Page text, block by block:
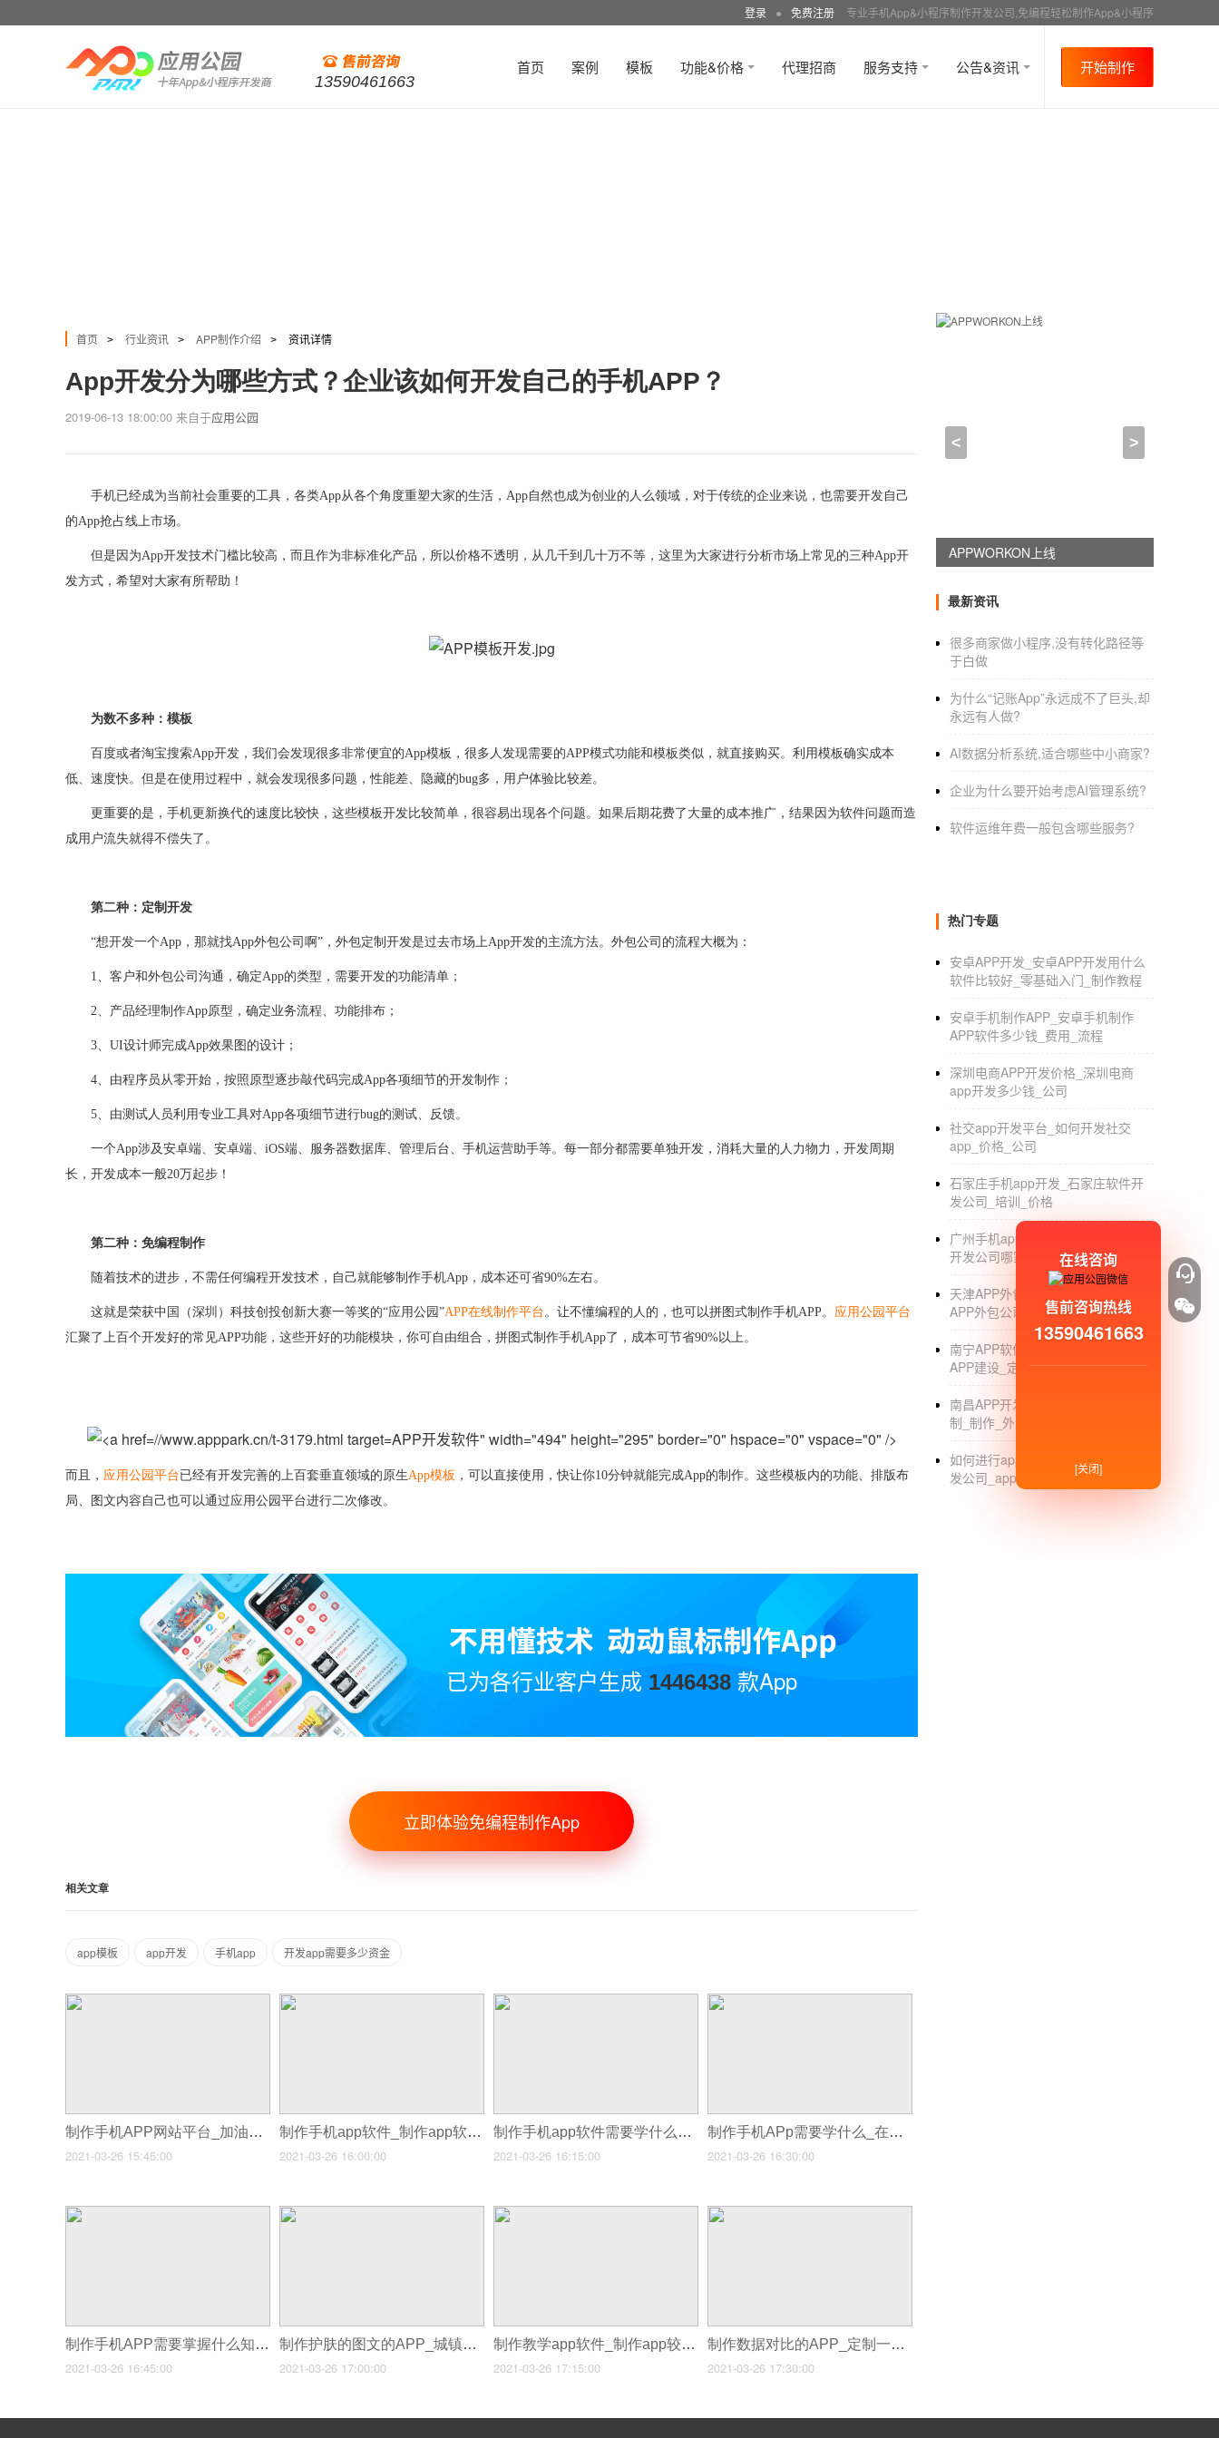
登录 ● 免费注册 专业手机App&小程序制作开发公司,免编程轻松制作App&小程序
13590461663
首页 案例 模板 功能&价格 代理招商 服务支持 公告&资讯 开始制作
首页 > 行业资讯 > APP制作介绍 > 资讯详情
App开发分为哪些方式？企业该如何开发自己的手机APP？
2019-06-13 18:00:00 来自于应用公园
手机已经成为当前社会重要的工具，各类App从各个角度重塑大家的生活，App自然也成为创业的人么领域，对于传统的企业来说，也需要开发自己
的App抢占线上市场。
但是因为App开发技术门槛比较高，而且作为非标准化产品，所以价格不透明，从几千到几十万不等，这里为大家进行分析市场上常见的三种App开
发方式，希望对大家有所帮助！
为数不多种： 模板
百度或者淘宝搜索App开发，我们会发现很多非常便宜的App模板，很多人发现需要的APP模式功能和模板类似，就直接购买。利用模板确实成本
低、速度快。但是在使用过程中，就会发现很多问题，性能差、隐藏的bug多，用户体验比较差。
更重要的是，手机更新换代的速度比较快，这些模板开发比较简单，很容易出现各个问题。如果后期花费了大量的成本推广，结果因为软件问题而造
成用户流失就得不偿失了。
第二种：定制开发
“想开发一个App，那就找App外包公司啊 ”，外包定制开发是过去市场上App开发的主流方法。外包公司的流程大概为：
1、 客户和外包公司沟通，确定App的类型，需要开发的功能清单；
2、 产品经理制作App原型，确定业务流程、功能排布；
3、 UI设计师完成App效果图的设计；
4、 由程序员从零开始，按照原型逐步敲代码完成App各项细节的开发制作；
5、 由测试人员利用专业工具对App各项细节进行bug的测试、反馈。
一个App涉及安卓端、 安卓端、 iOS端、服务器数据库、管理后台、手机运营助手等。每一部分都需要单独开发，消耗大量的人力物力，开发周期
长，开发成本一般20万起步！
第二种：免编程制作
随着技术的进步，不需任何编程开发技术，自己就能够制作手机App，成本还可省90%左右。
这就是荣获中国（深圳）科技创投创新大赛一等奖的“应用公园”APP在线制作平台。让不懂编程的人的，也可以拼图式制作手机APP。 应用公园平台
汇聚了上百个开发好的常见APP功能，这些开好的功能模块，你可自由组合，拼图式制作手机App了，成本可节省90%以上。
APP开发软件" width="494" height="295" border="0" hspace="0" vspace="0" />
而且， 应用公园平台已经有开发完善的上百套垂直领域的原生App模板 ，可以直接使用，快让你10分钟就能完成App的制作。这些模板内的功能、排版布
局、图文内容自己也可以通过应用公园平台进行二次修改。
已为各行业客户生成 1446438 款App
立即体验免编程制作App
相关文章
app模板 app开发 手机app 开发app需要多少资金
制作手机APP网站平台_加油app开发
2021-03-26 15:45:00
制作手机app软件_制作app软件
2021-03-26 16:00:00
制作手机app软件需要学什么_在线制作app
2021-03-26 16:15:00
制作手机APp需要学什么_在线制作app
2021-03-26 16:30:00
制作手机APP需要掌握什么知识_58同城app开发要多少钱
2021-03-26 16:45:00
制作护肤的图文的APP_城镇APP制作服务商
2021-03-26 17:00:00
制作教学app软件_制作app较好的软件
2021-03-26 17:15:00
制作数据对比的APP_定制一个app大概多少钱
2021-03-26 17:30:00
< >
APPWORKON上线
最新资讯
很多商家做小程序,没有转化路径等
于白做
为什么“记账App”永远成不了巨头,却
永远有人做?
AI数据分析系统,适合哪些中小商家?
企业为什么要开始考虑AI管理系统?
软件运维年费一般包含哪些服务?
热门专题
安卓APP开发_安卓APP开发用什么
软件比较好_零基础入门_制作教程
安卓手机制作APP_安卓手机制作
APP软件多少钱_费用_流程
深圳电商APP开发价格_深圳电商
app开发多少钱_公司
社交app开发平台_如何开发社交
app_价格_公司
石家庄手机app开发_石家庄软件开
发公司_培训_价格
广州手机app开发_广州手机app软件
开发公司哪家好_软件培训
天津APP外包制作开发公司_天津
APP外包公司有哪些_手机软件定制
南宁APP软件开发制作公司_南宁
APP建设_定制_外包开发
南昌APP开发公司_南昌APP软件定
制_制作_外包公司_哪家好
如何进行app推广_手机app_app开
发公司_app推广方案
在线咨询
售前咨询热线
13590461663
[关闭]